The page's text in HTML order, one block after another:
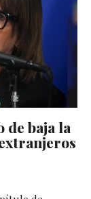
de baja la